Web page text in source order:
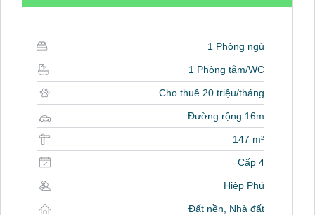
1 Phòng ngủ
1 Phòng tắm/WC
Cho thuê 20 triệu/tháng
Đường rộng 16m
147 m²
Cấp 4
Hiệp Phú
Đất nền, Nhà đất